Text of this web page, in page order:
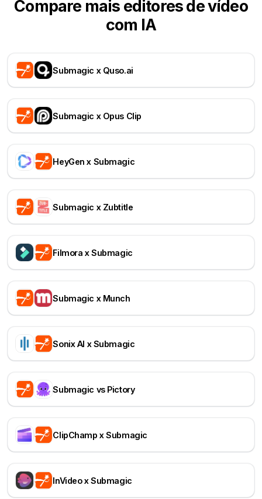
Compare mais editores de vídeo
com IA
Submagic x Quso.ai
Submagic x Opus Clip
HeyGen x Submagic
Submagic x Zubtitle
Filmora x Submagic
Submagic x Munch
Sonix AI x Submagic
Submagic vs Pictory
ClipChamp x Submagic
InVideo x Submagic